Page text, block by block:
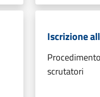
Iscrizione
scrutatori